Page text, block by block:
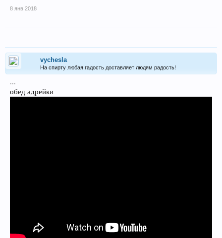
8 янв 2018
vychesla
На спирту любая гадость доставляет людям радость!
...
обед адрейки